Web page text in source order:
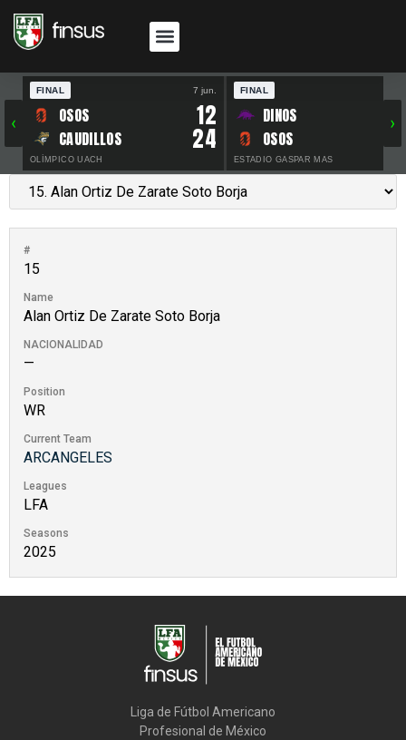
‹
FINAL 7 jun.
OSOS 12
CAUDILLOS 24
OLÍMPICO UACH
FINAL
DINOS
OSOS
ESTADIO GASPAR MAS
›
#
15
Name
Alan Ortiz De Zarate Soto Borja
NACIONALIDAD
—
Position
WR
Current Team
ARCANGELES
Leagues
LFA
Seasons
2025
Liga de Fútbol Americano
Profesional de México